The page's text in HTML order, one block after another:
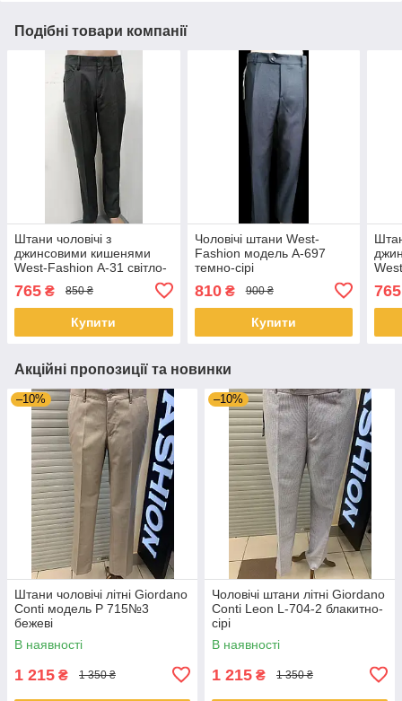
Подібні товари компанії
Штани чоловічі з
джинсовими кишенями
West-Fashion А-31 світло-
765 ₴ 850 ₴
Купити
Чоловічі штани West-
Fashion модель A-697
темно-сірі
810₴ 900 ₴
Купити
765
Акційні пропозиції та новинки
–10%
Штани чоловічі літні Giordano
Conti модель Р 715№3
бежевi
В наявності
1 215 ₴ 1 350 ₴
–10%
Чоловічі штани літні Giordano
Conti Leon L-704-2 блакитно-
сірі
В наявності
1 215 ₴ 1 350 ₴